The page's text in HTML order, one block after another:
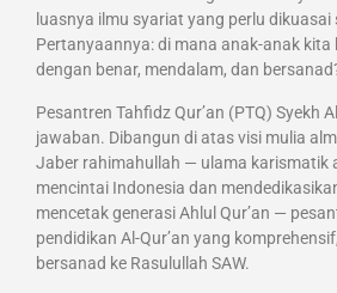
luasnya ilmu syariat yang perlu
Pertanyaannya: di mana anak-anak kita
dengan benar, mendalam, dan
Pesantren Tahfidz Qur’an (PTQ) Syekh
jawaban. Dibangun di atas visi mulia
Jaber rahimahullah — ulama karismatik
mencintai Indonesia dan
mencetak generasi Ahlul Qur’an —
pendidikan Al-Qur’an yang
bersanad ke Rasulullah SAW.